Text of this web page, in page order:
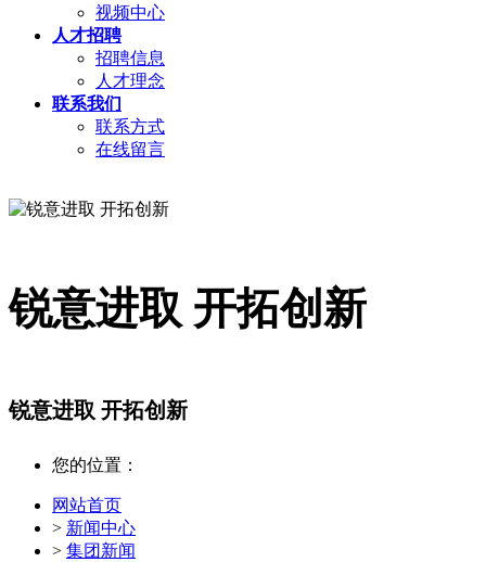
视频中心
人才招聘
招聘信息
人才理念
联系我们
联系方式
在线留言
锐意进取 开拓创新
锐意进取 开拓创新
您的位置：
网站首页
> 新闻中心
> 集团新闻